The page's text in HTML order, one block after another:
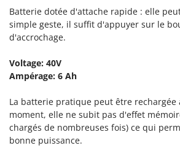
Resto Italia
Ribimex
Ripartrak
Ritter
River Systems
Robomow
Rossofuoco
Rover Pompe
Batterie dotée d'attache rapide : elle
simple geste, il suffit d'appuyer sur le
d'accrochage.
Voltage: 40V
Ampérage: 6 Ah
La batterie pratique peut être
moment, elle ne subit pas d'effet
chargés de nombreuses fois) ce qui
bonne puissance.